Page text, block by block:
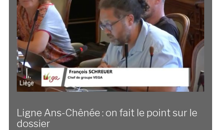
Ligne Ans-Chênée : on fait le point sur le
dossier